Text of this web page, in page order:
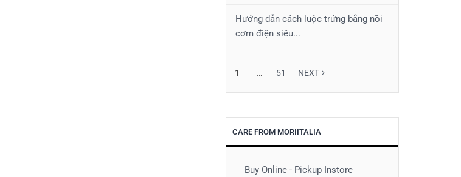
Hướng dẫn cách luộc trứng bằng nồi
cơm điện siêu...
1 … 51 NEXT
CARE FROM MORIITALIA
Buy Online - Pickup Instore